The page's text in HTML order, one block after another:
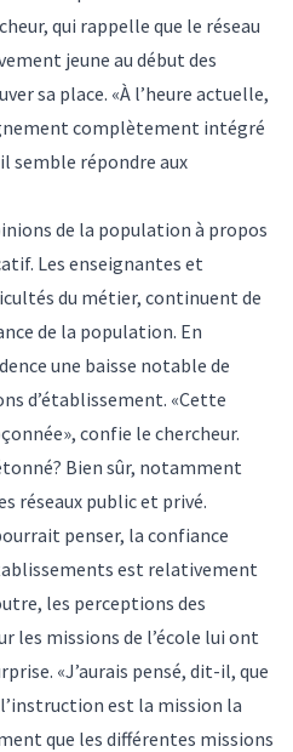
qui rappelle que le réseau
jeune au début des
sa place. «À l’heure actuelle,
complètement intégré
semble répondre aux
de la population à propos
Les enseignantes et
du métier, continuent de
de la population. En
une baisse notable de
d’établissement. «Cette
confie le chercheur.
Bien sûr, notamment
réseaux public et privé.
penser, la confiance
est relativement
les perceptions des
les missions de l’école lui ont
«J’aurais pensé, dit-il, que
est la mission la
que les différentes missions